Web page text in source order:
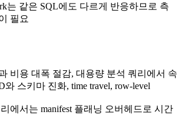
는 같은 SQL에도 다르게 반응하므로 측
필요
비용 대폭 절감, 대용량 분석 쿼리에서 속
와 스키마 진화, time travel, row-level
에서는 manifest 플래닝 오버헤드로 시간